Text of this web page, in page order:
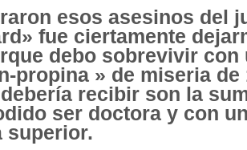
esos asesinos del
fue ciertamente
debo sobrevivir con
propina » de miseria de
recibir son la
ser doctora y con
superior.